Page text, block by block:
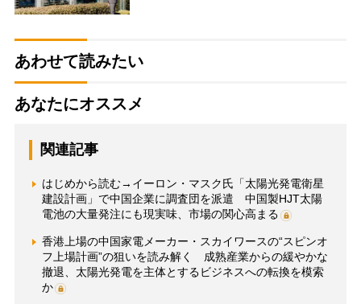
あわせて読みたい
あなたにオススメ
関連記事
はじめから読む→イーロン・マスク氏「太陽光発電衛星
建設計画」で中国企業に調査団を派遣 中国製HJT太陽
電池の大量発注にも現実味、市場の関心高まる
香港上場の中国家電メーカー・スカイワースの“スピンオ
フ上場計画”の狙いを読み解く 成熟産業からの緩やかな
撤退、太陽光発電を主体とするビジネスへの転換を模索
か